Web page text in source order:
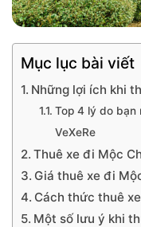
Mục lục bài viết
Những lợi ích khi
Top 4 lý do bạn
VeXeRe
Thuê xe đi Mộc
Giá thuê xe đi
Cách thức thuê
Một số lưu ý khi